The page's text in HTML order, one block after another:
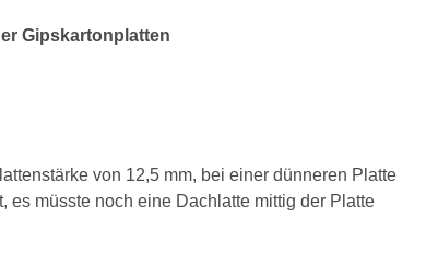
Gipskartonplatten
von 12,5 mm, bei einer dünneren Platte
es müsste noch eine Dachlatte mittig der Platte